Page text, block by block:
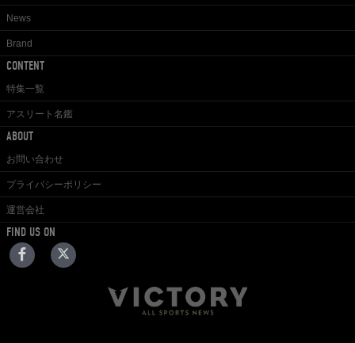
News
Brand
CONTENT
特集一覧
アスリート名鑑
ABOUT
お問い合わせ
プライバシーポリシー
運営会社
FIND US ON